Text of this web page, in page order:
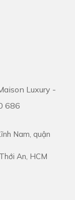
Luxury -
686
Nam, quận
An, HCM